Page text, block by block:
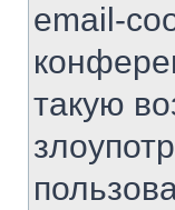
email-
такую